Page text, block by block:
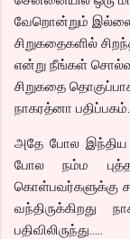
வேறொன்றும் இல்லை.
சிறுகதைகளில்
என்று நீங்கள்
சிறுகதை
நாகரத்னா பதிப்பகம்.
அதே போல இந்திய
போல நம்ம
கொள்பவர்களுக்கு
வந்திருக்கிறது
பதிவிலிருந்து…..